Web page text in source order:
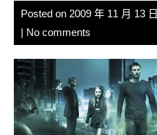
Posted on 2009 年 11 月 13 日
| No comments